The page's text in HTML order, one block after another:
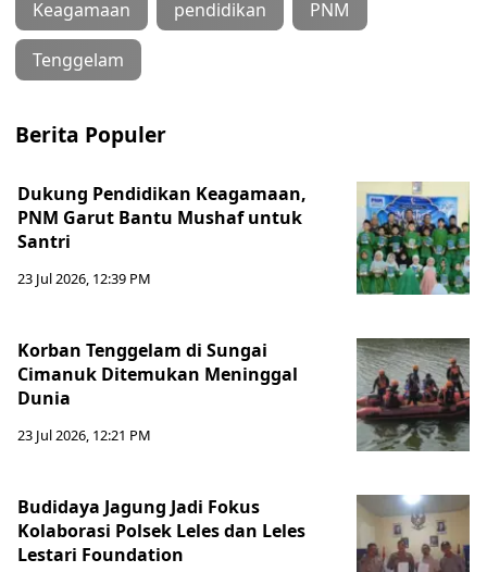
Keagamaan pendidikan PNM
Tenggelam
Berita Populer
Dukung Pendidikan Keagamaan,
PNM Garut Bantu Mushaf untuk
Santri
23 Jul 2026, 12:39 PM
Korban Tenggelam di Sungai
Cimanuk Ditemukan Meninggal
Dunia
23 Jul 2026, 12:21 PM
Budidaya Jagung Jadi Fokus
Kolaborasi Polsek Leles dan Leles
Lestari Foundation